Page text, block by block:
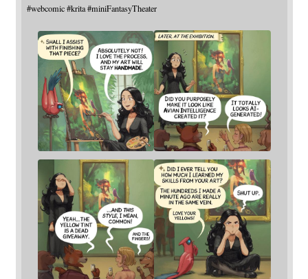
#webcomic #krita #miniFantasyTheater